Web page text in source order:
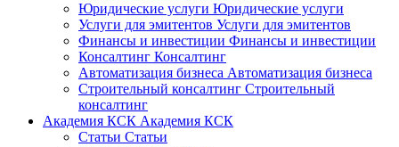
Юридические услуги Юридические услуги
Услуги для эмитентов Услуги для эмитентов
Финансы и инвестиции Финансы и инвестиции
Консалтинг Консалтинг
Автоматизация бизнеса Автоматизация бизнеса
Строительный консалтинг Строительный
консалтинг
Академия КСК Академия КСК
Статьи Статьи